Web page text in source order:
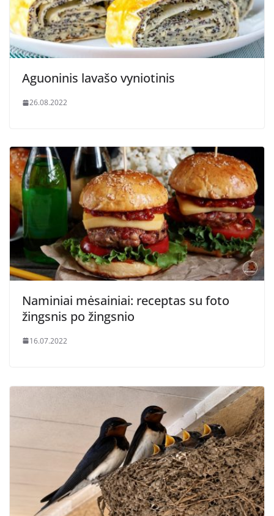
Aguoninis lavašo vyniotinis
26.08.2022
Naminiai mėsainiai: receptas su foto
žingsnis po žingsnio
16.07.2022